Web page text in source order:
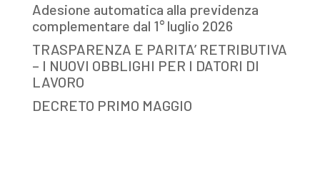
Adesione automatica alla previdenza
complementare dal 1° luglio 2026
TRASPARENZA E PARITA’ RETRIBUTIVA
– I NUOVI OBBLIGHI PER I DATORI DI
LAVORO
DECRETO PRIMO MAGGIO